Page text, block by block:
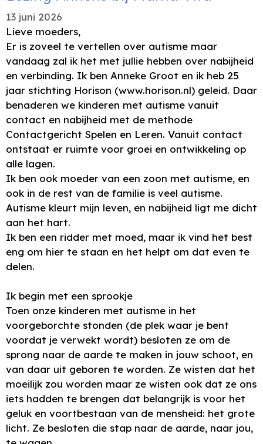
13 juni 2026
Lieve moeders,
Er is zoveel te vertellen over autisme maar
vandaag zal ik het met jullie hebben over nabijheid
en verbinding. Ik ben Anneke Groot en ik heb 25
jaar stichting Horison (www.horison.nl) geleid. Daar
benaderen we kinderen met autisme vanuit
contact en nabijheid met de methode
Contactgericht Spelen en Leren. Vanuit contact
ontstaat er ruimte voor groei en ontwikkeling op
alle lagen.
Ik ben ook moeder van een zoon met autisme, en
ook in de rest van de familie is veel autisme.
Autisme kleurt mijn leven, en nabijheid ligt me dicht
aan het hart.
Ik ben een ridder met moed, maar ik vind het best
eng om hier te staan en het helpt om dat even te
delen.
Ik begin met een sprookje
Toen onze kinderen met autisme in het
voorgeborchte stonden (de plek waar je bent
voordat je verwekt wordt) besloten ze om de
sprong naar de aarde te maken in jouw schoot, en
van daar uit geboren te worden. Ze wisten dat het
moeilijk zou worden maar ze wisten ook dat ze ons
iets hadden te brengen dat belangrijk is voor het
geluk en voortbestaan van de mensheid: het grote
licht. Ze besloten die stap naar de aarde, naar jou,